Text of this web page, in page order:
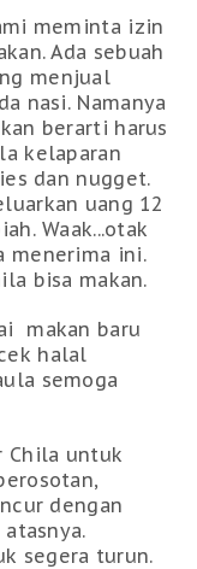
meminta izin
Ada sebuah
menjual
nasi. Namanya
berarti harus
kelaparan
dan nugget.
uang 12
Waak...otak
menerima ini.
bisa makan.
makan baru
halal
semoga
Chila untuk
dengan
segera turun.